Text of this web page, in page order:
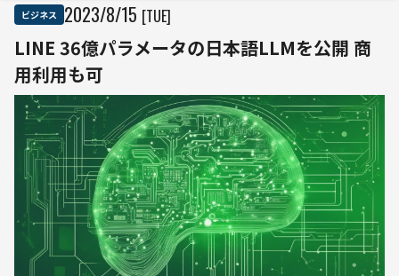
ビジネス 2023/8/15 [TUE]
LINE 36億パラメータの日本語LLMを公開 商
用利用も可